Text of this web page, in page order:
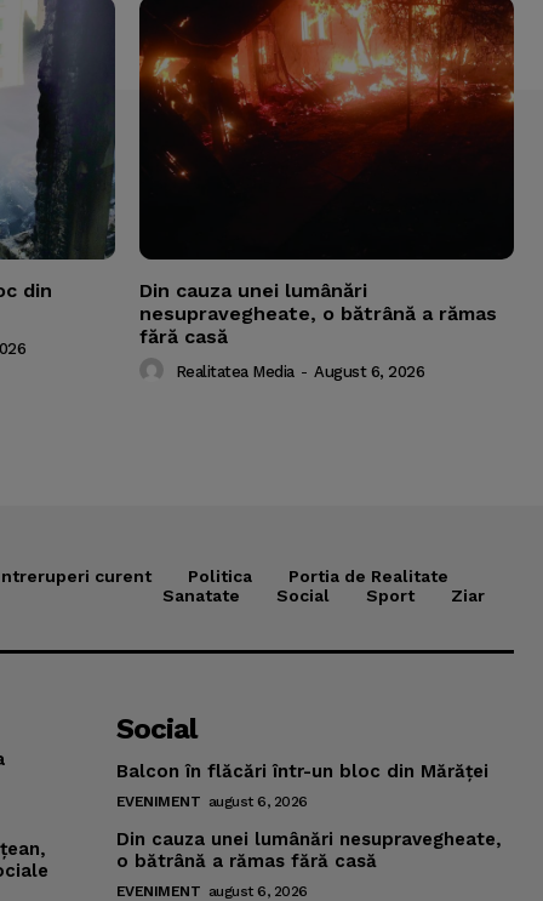
din
Din cauza unei lumânări
nesupravegheate, o bătrână a rămas
fără casă
Realitatea Media - August 6, 2026
curent Politica
Portia de Realitate
Sanatate
Social Sport Ziar
Social
Balcon în flăcări într-un bloc din Mărăţei
EVENIMENT august 6, 2026
Din cauza unei lumânări nesupravegheate,
o bătrână a rămas fără casă
EVENIMENT august 6, 2026